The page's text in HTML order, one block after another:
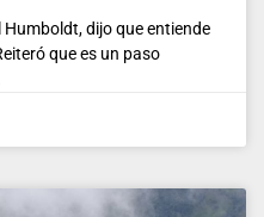
dijo que entiende
que es un paso